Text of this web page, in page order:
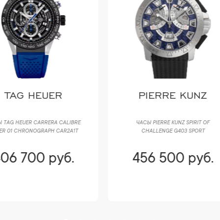
PIERRE KUNZ
ЧАСЫ PIERRE KUNZ SPIRIT OF
CHALLENGE G403 SPORT
500 руб.
OMEGA
ЧАСЫ OMEGA SPEEDMASTER
SCHUMACHER THE LEGENT
456 500 руб.